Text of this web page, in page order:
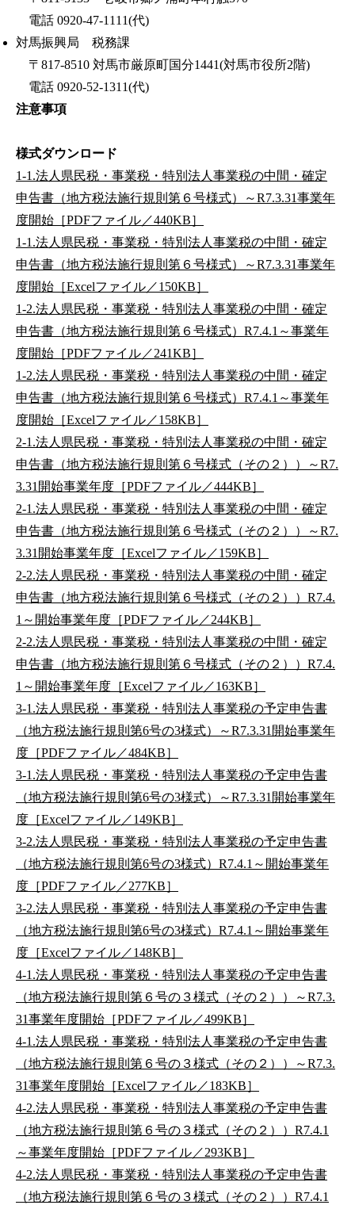
電話 0920-47-1111(代)
対馬振興局 税務課
〒817-8510 対馬市厳原町国分1441(対馬市役所2階)
電話 0920-52-1311(代)
注意事項
様式ダウンロード
1-1.法人県民税・事業税・特別法人事業税の中間・確定
申告書（地方税法施行規則第６号様式）～R7.3.31事業年
度開始［PDFファイル／440KB］
1-1.法人県民税・事業税・特別法人事業税の中間・確定
申告書（地方税法施行規則第６号様式）～R7.3.31事業年
度開始［Excelファイル／150KB］
1-2.法人県民税・事業税・特別法人事業税の中間・確定
申告書（地方税法施行規則第６号様式）R7.4.1～事業年
度開始［PDFファイル／241KB］
1-2.法人県民税・事業税・特別法人事業税の中間・確定
申告書（地方税法施行規則第６号様式）R7.4.1～事業年
度開始［Excelファイル／158KB］
2-1.法人県民税・事業税・特別法人事業税の中間・確定
申告書（地方税法施行規則第６号様式（その２））～R7.
3.31開始事業年度［PDFファイル／444KB］
2-1.法人県民税・事業税・特別法人事業税の中間・確定
申告書（地方税法施行規則第６号様式（その２））～R7.
3.31開始事業年度［Excelファイル／159KB］
2-2.法人県民税・事業税・特別法人事業税の中間・確定
申告書（地方税法施行規則第６号様式（その２））R7.4.
1～開始事業年度［PDFファイル／244KB］
2-2.法人県民税・事業税・特別法人事業税の中間・確定
申告書（地方税法施行規則第６号様式（その２））R7.4.
1～開始事業年度［Excelファイル／163KB］
3-1.法人県民税・事業税・特別法人事業税の予定申告書
（地方税法施行規則第6号の3様式）～R7.3.31開始事業年
度［PDFファイル／484KB］
3-1.法人県民税・事業税・特別法人事業税の予定申告書
（地方税法施行規則第6号の3様式）～R7.3.31開始事業年
度［Excelファイル／149KB］
3-2.法人県民税・事業税・特別法人事業税の予定申告書
（地方税法施行規則第6号の3様式）R7.4.1～開始事業年
度［PDFファイル／277KB］
3-2.法人県民税・事業税・特別法人事業税の予定申告書
（地方税法施行規則第6号の3様式）R7.4.1～開始事業年
度［Excelファイル／148KB］
4-1.法人県民税・事業税・特別法人事業税の予定申告書
（地方税法施行規則第６号の３様式（その２））～R7.3.
31事業年度開始［PDFファイル／499KB］
4-1.法人県民税・事業税・特別法人事業税の予定申告書
（地方税法施行規則第６号の３様式（その２））～R7.3.
31事業年度開始［Excelファイル／183KB］
4-2.法人県民税・事業税・特別法人事業税の予定申告書
（地方税法施行規則第６号の３様式（その２））R7.4.1
～事業年度開始［PDFファイル／293KB］
4-2.法人県民税・事業税・特別法人事業税の予定申告書
（地方税法施行規則第６号の３様式（その２））R7.4.1